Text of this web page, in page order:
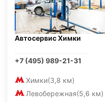
Автосервис Химки
+7 (495) 989-21-31
Химки(3,8 км)
Левобережная(5,6 км)